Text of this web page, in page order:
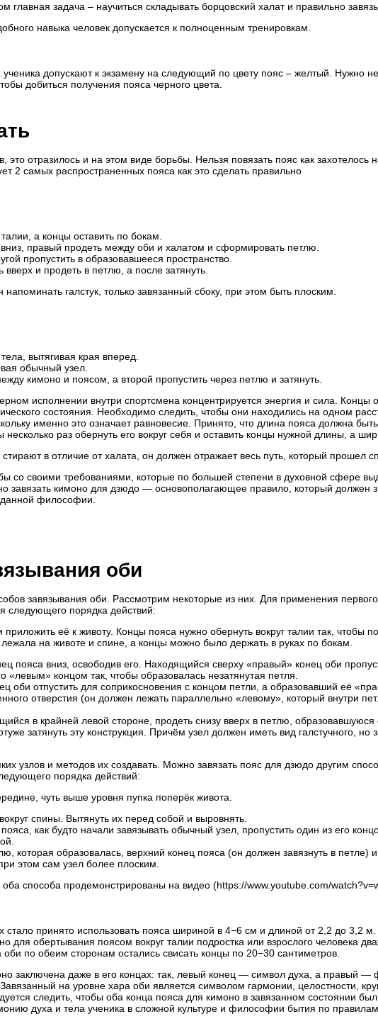
главная задача – научиться складывать борцовский халат и правильно
навыка человек допускается к полноценным тренировкам.
ученика допускают к экзамену на следующий по цвету пояс – желтый. Нужно
добиться получения пояса черного цвета.
отразилось и на этом виде борьбы. Нельзя повязать пояс как захотелось
2 самых распространенных пояса как это сделать правильно
а концы оставить по бокам.
вниз, правый продеть между оби и халатом и сформировать петлю.
пропустить в образовавшееся пространство.
вверх и продеть в петлю, а после затянуть.
галстук, только завязанный сбоку, при этом быть плоским.
вытягивая края вперед.
обычный узел.
кимоно и поясом, а второй пропустить через петлю и затянуть.
исполнении внутри спортсмена концентрируется энергия и сила. Концы
состояния. Необходимо следить, чтобы они находились на одном
именно это означает равновесие. Принято, что длина пояса должна
несколько раз обернуть его вокруг себя и оставить концы нужной длины, а
в отличие от халата, он должен отражает весь путь, который прошел
со своими требованиями, которые по большей степени в духовной сфере
завязать кимоно для дзюдо — основополагающее правило, который должен
философии.
оби
завязывания оби. Рассмотрим некоторые из них. Для применения
следующего порядка действий:
приложить её к животу. Концы пояса нужно обернуть вокруг талии так, чтобы
лежала на животе и спине, а концы можно было держать в руках по бокам.
пояса вниз, освободив его. Находящийся сверху «правый» конец оби
«левым» концом так, чтобы образовалась незатянутая петля.
оби отпустить для соприкосновения с концом петли, а образовавший её
отверстия (он должен лежать параллельно «левому», который внутри
в крайней левой стороне, продеть снизу вверх в петлю, образовавшуюся
затянуть эту конструкция. Причём узел должен иметь вид галстучного, но
узлов и методов их создавать. Можно завязать пояс для дзюдо другим
порядка действий:
чуть выше уровня пупка поперёк живота.
спины. Вытянуть их перед собой и выровнять.
как будто начали завязывать обычный узел, пропустить один из его
которая образовалась, верхний конец пояса (он должен завязнуть в петле)
этом сам узел более плоским.
способа продемонстрированы на видео (https://www.youtube.com/
стало принято использовать пояса шириной в 4−6 см и длиной от 2,2 до 3,2 м.
для обертывания поясом вокруг талии подростка или взрослого человека
оби по обеим сторонам остались свисать концы по 20−30 сантиметров.
заключена даже в его концах: так, левый конец — символ духа, а правый —
на уровне хара оби является символом гармонии, целостности,
следить, чтобы оба конца пояса для кимоно в завязанном состоянии
духа и тела ученика в сложной культуре и философии бытия по